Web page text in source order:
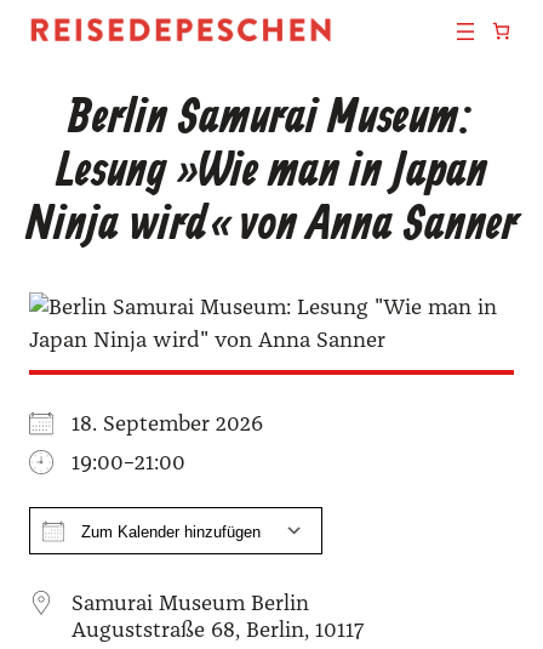
Berlin Samurai Museum:
Lesung »Wie man in Japan
Ninja wird« von Anna Sanner
18. Sep­tem­ber 2026
19:00–21:00
Zum Kalender hinzufügen
Samu­rai Muse­um Ber­lin
August­stra­ße 68, Ber­lin, 10117